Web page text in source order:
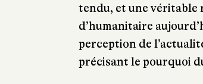
tendu, et une
d’humanitaire
perception de
précisant le pourquoi